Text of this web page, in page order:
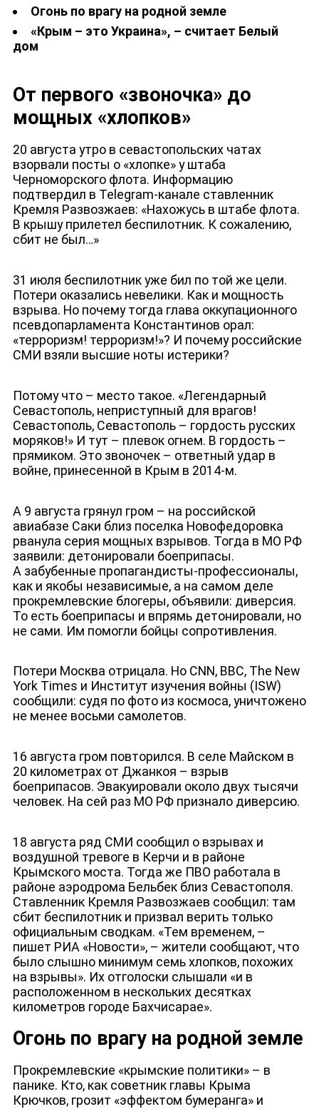
НОВОСТИ
ДЕПУТАТЫ К СЪЕЗДУ
Огонь по врагу на родной земле
«Крым – это Украина», – считает Белый
дом
От первого «звоночка» до
мощных «хлопков»
20 августа утро в севастопольских чатах
взорвали посты о «хлопке» у штаба
Черноморского флота. Информацию
подтвердил в Telegram-канале ставленник
Кремля Развозжаев: «Нахожусь в штабе флота.
В крышу прилетел беспилотник. К сожалению,
сбит не был…»
31 июля беспилотник уже бил по той же цели.
Потери оказались невелики. Как и мощность
взрыва. Но почему тогда глава оккупационного
псевдопарламента Константинов орал:
«терроризм! терроризм!»? И почему российские
СМИ взяли высшие ноты истерики?
Потому что – место такое. «Легендарный
Севастополь, неприступный для врагов!
Севастополь, Севастополь – гордость русских
моряков!» И тут – плевок огнем. В гордость –
прямиком. Это звоночек – ответный удар в
войне, принесенной в Крым в 2014-м.
А 9 августа грянул гром – на российской
авиабазе Саки близ поселка Новофедоровка
рванула серия мощных взрывов. Тогда в МО РФ
заявили: детонировали боеприпасы.
А забубенные пропагандисты-профессионалы,
как и якобы независимые, а на самом деле
прокремлевские блогеры, объявили: диверсия.
То есть боеприпасы и впрямь детонировали, но
не сами. Им помогли бойцы сопротивления.
Потери Москва отрицала. Но CNN, BBC, The New
York Times и Институт изучения войны (ISW)
сообщили: судя по фото из космоса, уничтожено
не менее восьми самолетов.
16 августа гром повторился. В селе Майском в
20 километрах от Джанкоя – взрыв
боеприпасов. Эвакуировали около двух тысячи
человек. На сей раз МО РФ признало диверсию.
18 августа ряд СМИ сообщил о взрывах и
воздушной тревоге в Керчи и в районе
Крымского моста. Тогда же ПВО работала в
районе аэродрома Бельбек близ Севастополя.
Ставленник Кремля Развозжаев сообщил: там
сбит беспилотник и призвал верить только
официальным сводкам. «Тем временем, –
пишет РИА «Новости», – жители сообщают, что
было слышно минимум семь хлопков, похожих
на взрывы». Их отголоски слышали «и в
расположенном в нескольких десятках
километров городе Бахчисарае».
Огонь по врагу на родной земле
Прокремлевские «крымские политики» – в
панике. Кто, как советник главы Крыма
Крючков, грозит «эффектом бумеранга» и